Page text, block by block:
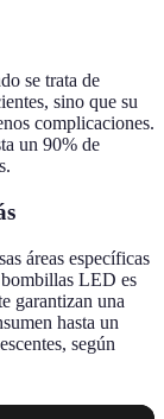
se trata de
sino que su
complicaciones.
un 90% de
áreas específicas
bombillas LED es
garantizan una
hasta un
según